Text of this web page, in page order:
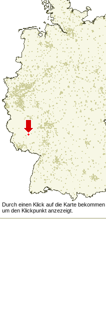
Durch einen Klick auf die Karte
um den Klickpunkt anzezeigt.